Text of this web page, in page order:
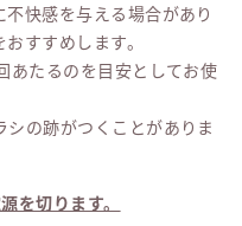
快感を与える場合があり
すすめします。
たるのを目安としてお使
の跡がつくことがありま
を切ります。